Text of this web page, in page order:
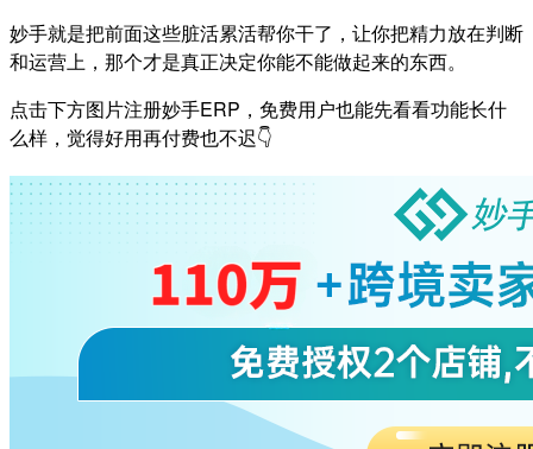
妙手就是把前面这些脏活累活帮你干了，让你把精力放在判断
和运营上，那个才是真正决定你能不能做起来的东西。
点击下方图片注册妙手ERP，免费用户也能先看看功能长什
么样，觉得好用再付费也不迟👇